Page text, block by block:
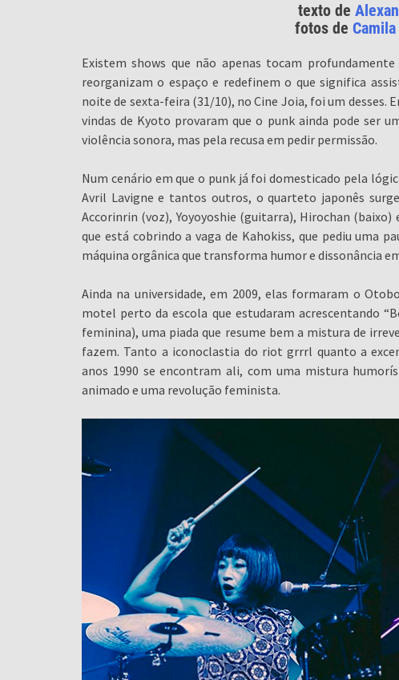
texto de
fotos de
Existem shows que não apenas tocam
reorganizam o espaço e redefinem o que significa
noite de sexta-feira (31/10), no Cine Joia, foi um desses.
vindas de Kyoto provaram que o punk ainda pode ser
violência sonora, mas pela recusa em pedir permissão.
Num cenário em que o punk já foi domesticado pela
Avril Lavigne e tantos outros, o quarteto japonês
Accorinrin (voz), Yoyoyoshie (guitarra), Hirochan
que está cobrindo a vaga de Kahokiss, que pediu uma
máquina orgânica que transforma humor e dissonância
Ainda na universidade, em 2009, elas formaram o
motel perto da escola que estudaram acrescentando
feminina), uma piada que resume bem a mistura de
fazem. Tanto a iconoclastia do riot grrrl quanto a
anos 1990 se encontram ali, com uma mistura
animado e uma revolução feminista.